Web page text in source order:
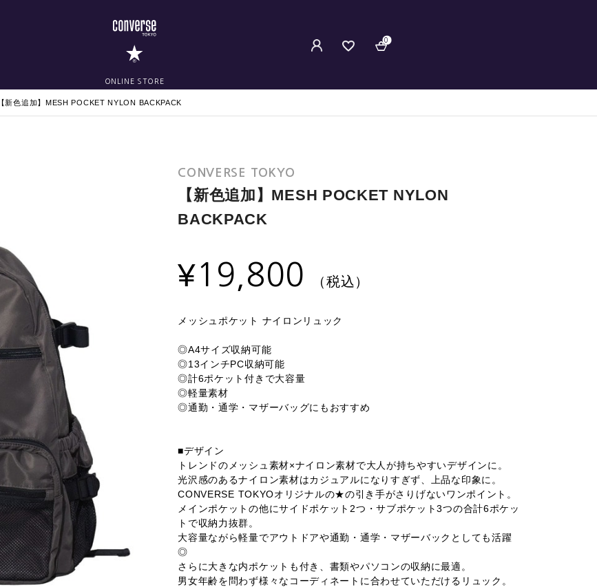
ONLINE STORE
0
【新色追加】MESH POCKET NYLON BACKPACK
CONVERSE TOKYO
【新色追加】MESH POCKET NYLON
BACKPACK
¥19,800 （税込）
メッシュポケット ナイロンリュック
◎A4サイズ収納可能
◎13インチPC収納可能
◎計6ポケット付きで大容量
◎軽量素材
◎通勤・通学・マザーバッグにもおすすめ
■デザイン
トレンドのメッシュ素材×ナイロン素材で大人が持ちやすいデザインに。
光沢感のあるナイロン素材はカジュアルになりすぎず、上品な印象に。
CONVERSE TOKYOオリジナルの★の引き手がさりげないワンポイント。
メインポケットの他にサイドポケット2つ・サブポケット3つの合計6ポケッ
トで収納力抜群。
大容量ながら軽量でアウトドアや通勤・通学・マザーバックとしても活躍
◎
さらに大きな内ポケットも付き、書類やパソコンの収納に最適。
男女年齢を問わず様々なコーディネートに合わせていただけるリュック。